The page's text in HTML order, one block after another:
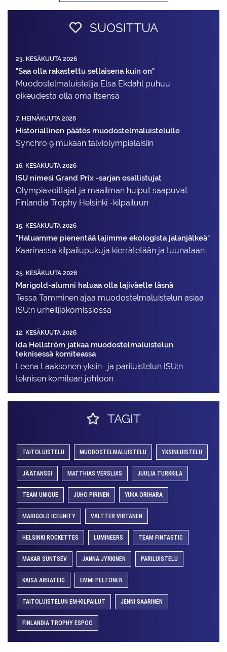
SUOSITTUA
23. KESÄKUUTA 2026
"Saa olla rakastettu sellaisena kuin on"
Muodostelma­luistelija Elsa Ekdahl puhuu
oikeudesta olla oma itsensä
7. HEINÄKUUTA 2026
Historiallinen päätös muodostelmaluistelulle
Synchro 9 mukaan talviolympialaisiin
16. KESÄKUUTA 2026
ISU nimesi Grand Prix -sarjan osallistujat
Olympiavoittajat ja maailman huiput saapuvat
Finlandia Trophy Helsinki -kilpailuun
15. KESÄKUUTA 2026
"Haluamme pienentää lajimme ekologista jalanjälkeä"
Kaarinassa kilpailupukuja kierrätetään ja tuunataan
25. KESÄKUUTA 2026
Marigold-alumni haluaa olla lajiväelle läsnä
Tessa Tamminen ajaa muodostelma­luistelun asiaa
ISU:n urheilija­komissiossa
12. KESÄKUUTA 2026
Ida Hellström jatkaa muodostelmaluistelun
teknisessä komiteassa
Leena Laaksonen yksin- ja pariluistelun ISU:n
teknisen komitean johtoon
TAGIT
TAITOLUISTELU MUODOSTELMALUISTELU YKSINLUISTELU
JÄÄTANSSI MATTHIAS VERSLUIS JUULIA TURKKILA
TEAM UNIQUE JUHO PIRINEN YUKA ORIHARA
MARIGOLD ICEUNITY VALTTER VIRTANEN
HELSINKI ROCKETTES LUMINEERS TEAM FINTASTIC
MAKAR SUNTSEV JANNA JYRKINEN PARILUISTELU
KAISA ARRATEIG EMMI PELTONEN
TAITOLUISTELUN EM-KILPAILUT JENNI SAARINEN
FINLANDIA TROPHY ESPOO